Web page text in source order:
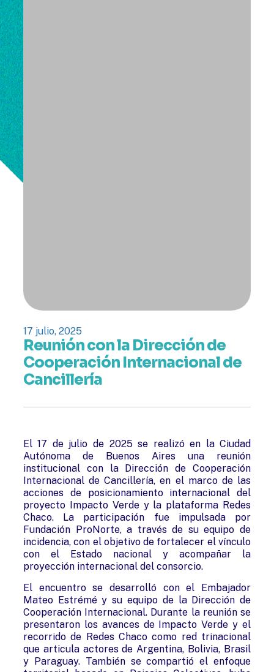
17 julio, 2025
Reunión con la Dirección de
Cooperación Internacional de
Cancillería
El 17 de julio de 2025 se realizó en la Ciudad
Autónoma de Buenos Aires una reunión
institucional con la Dirección de Cooperación
Internacional de Cancillería, en el marco de las
acciones de posicionamiento internacional del
proyecto Impacto Verde y la plataforma Redes
Chaco. La participación fue impulsada por
Fundación ProNorte, a través de su equipo de
incidencia, con el objetivo de fortalecer el vínculo
con el Estado nacional y acompañar la
proyección internacional del consorcio.
El encuentro se desarrolló con el Embajador
Mateo Estrémé y su equipo de la Dirección de
Cooperación Internacional. Durante la reunión se
presentaron los avances de Impacto Verde y el
recorrido de Redes Chaco como red trinacional
que articula actores de Argentina, Bolivia, Brasil
y Paraguay. También se compartió el enfoque